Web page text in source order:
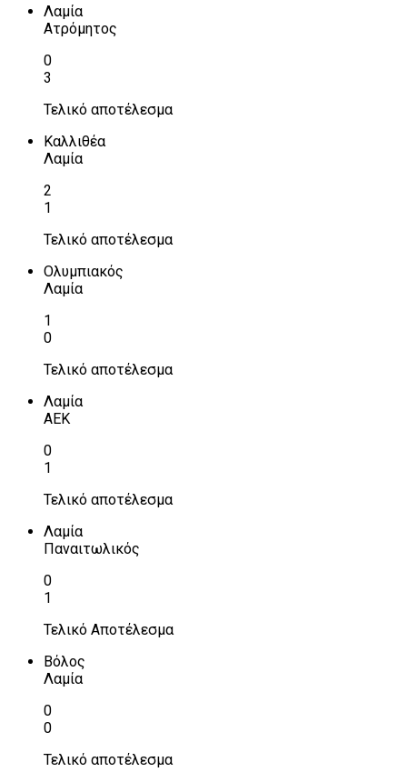
Λαμία
Ατρόμητος
0
3
Τελικό αποτέλεσμα
Καλλιθέα
Λαμία
2
1
Τελικό αποτέλεσμα
Ολυμπιακός
Λαμία
1
0
Τελικό αποτέλεσμα
Λαμία
ΑΕΚ
0
1
Τελικό αποτέλεσμα
Λαμία
Παναιτωλικός
0
1
Τελικό Αποτέλεσμα
Βόλος
Λαμία
0
0
Τελικό αποτέλεσμα